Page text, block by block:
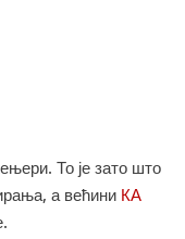
То је зато што
а већини КА